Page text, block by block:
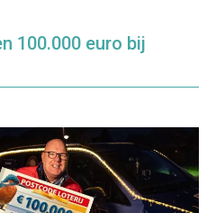
100.000 euro bij